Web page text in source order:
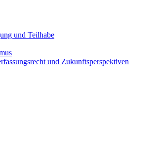
und Teilhabe
und Zukunftsperspektiven